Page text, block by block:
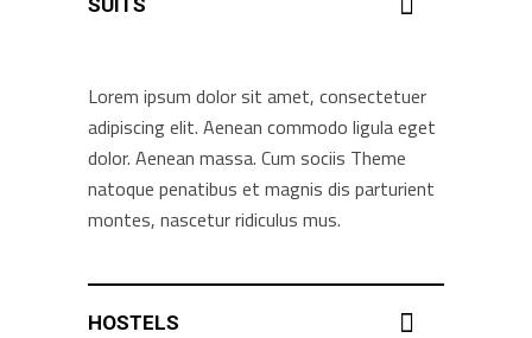
SUITS
Lorem ipsum dolor sit amet, consectetuer
adipiscing elit. Aenean commodo ligula eget
dolor. Aenean massa. Cum sociis Theme
natoque penatibus et magnis dis parturient
montes, nascetur ridiculus mus.
HOSTELS